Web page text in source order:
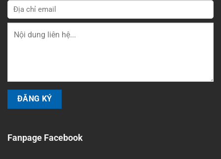
Fanpage Facebook